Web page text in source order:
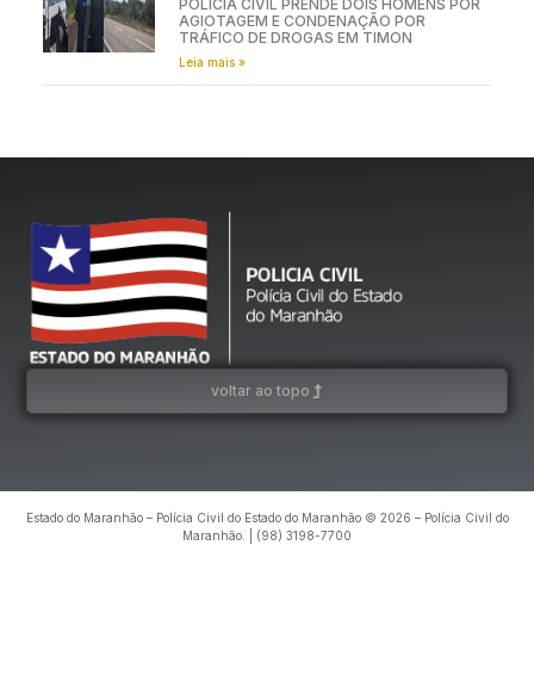
POLÍCIA CIVIL PRENDE DOIS HOMENS POR
AGIOTAGEM E CONDENAÇÃO POR
TRÁFICO DE DROGAS EM TIMON
Leia mais »
voltar ao topo
Estado do Maranhão – Polícia Civil do Estado do Maranhão © 2026 – Polícia Civil do
Maranhão. | (98) 3198-7700